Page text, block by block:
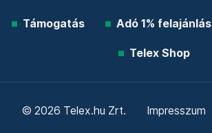
Támogatás Adó 1% felajánlás
Telex Shop
© 2026 Telex.hu Zrt. Impresszum